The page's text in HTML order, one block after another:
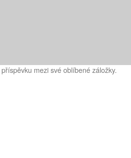
příspěvku mezi své oblíbené záložky.